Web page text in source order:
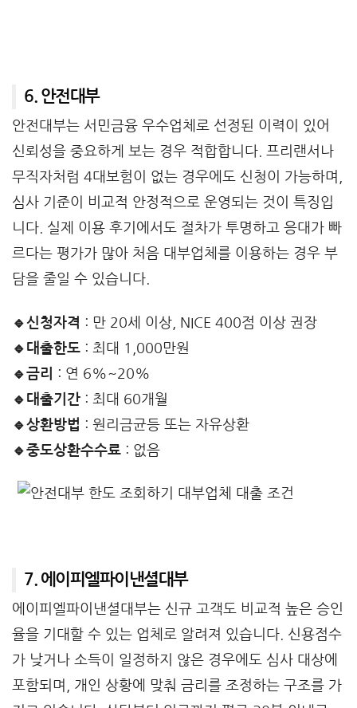
6. 안전대부
안전대부는 서민금융 우수업체로 선정된 이력이 있어
신뢰성을 중요하게 보는 경우 적합합니다. 프리랜서나
무직자처럼 4대보험이 없는 경우에도 신청이 가능하며,
심사 기준이 비교적 안정적으로 운영되는 것이 특징입
니다. 실제 이용 후기에서도 절차가 투명하고 응대가 빠
르다는 평가가 많아 처음 대부업체를 이용하는 경우 부
담을 줄일 수 있습니다.
🔹신청자격 : 만 20세 이상, NICE 400점 이상 권장
🔹대출한도 : 최대 1,000만원
🔹금리
: 연 6%~20%
🔹대출기간 : 최대 60개월
🔹상환방법 : 원리금균등 또는 자유상환
🔹중도상환수수료 : 없음
7. 에이피엘파이낸셜대부
에이피엘파이낸셜대부는 신규 고객도 비교적 높은 승인
율을 기대할 수 있는 업체로 알려져 있습니다. 신용점수
가 낮거나 소득이 일정하지 않은 경우에도 심사 대상에
포함되며, 개인 상황에 맞춰 금리를 조정하는 구조를 가